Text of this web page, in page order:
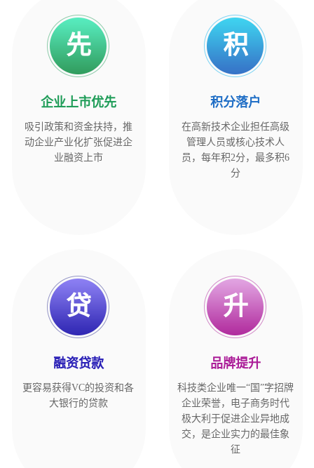
先
企业上市优先
吸引政策和资金扶持，推
动企业产业化扩张促进企
业融资上市
积
积分落户
在高新技术企业担任高级
管理人员或核心技术人
员，每年积2分，最多积6
分
贷
融资贷款
更容易获得VC的投资和各
大银行的贷款
升
品牌提升
科技类企业唯一“国”字招牌
企业荣誉，电子商务时代
极大利于促进企业异地成
交，是企业实力的最佳象
征